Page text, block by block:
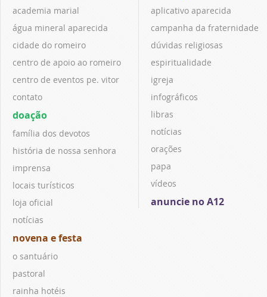
academia marial
água mineral aparecida
cidade do romeiro
centro de apoio ao romeiro
centro de eventos pe. vitor
contato
doação
família dos devotos
história de nossa senhora
imprensa
locais turísticos
loja oficial
notícias
novena e festa
o santuário
pastoral
rainha hotéis
aplicativo aparecida
campanha da fraternidade
dúvidas religiosas
espiritualidade
igreja
infográficos
libras
notícias
orações
papa
vídeos
anuncie no A12